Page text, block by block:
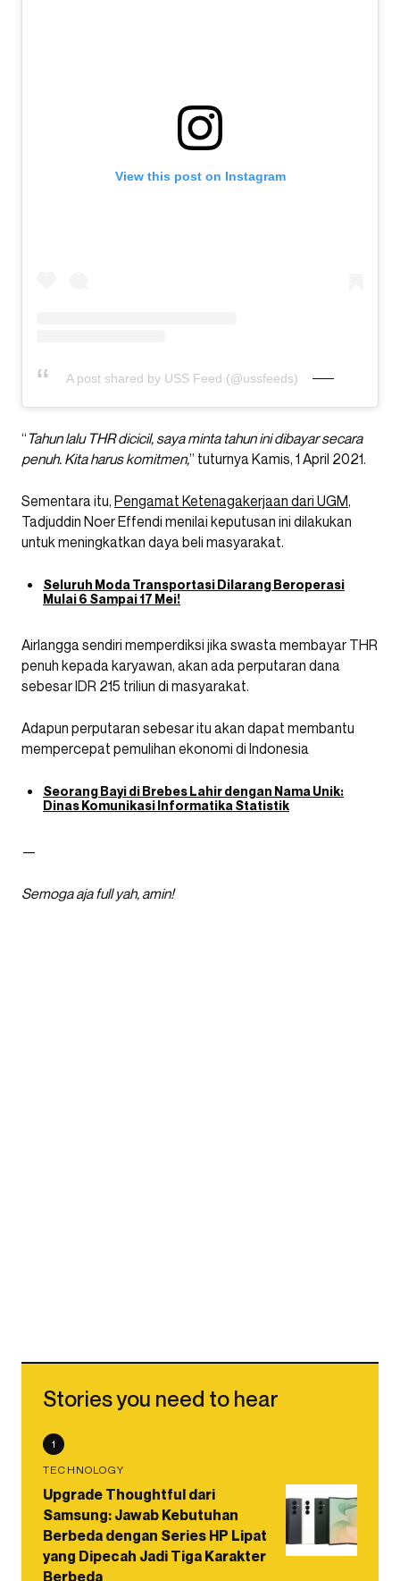
View this post on Instagram
A post shared by USS Feed (@ussfeeds)
“ Tahun lalu THR dicicil, saya minta tahun ini dibayar secara
penuh. Kita harus komitmen,” tuturnya Kamis, 1 April 2021.
Sementara itu, Pengamat Ketenagakerjaan dari UGM,
Tadjuddin Noer Effendi menilai keputusan ini dilakukan
untuk meningkatkan daya beli masyarakat.
Seluruh Moda Transportasi Dilarang Beroperasi
Mulai 6 Sampai 17 Mei!
Airlangga sendiri memperdiksi jika swasta membayar THR
penuh kepada karyawan, akan ada perputaran dana
sebesar IDR 215 triliun di masyarakat.
Adapun perputaran sebesar itu akan dapat membantu
mempercepat pemulihan ekonomi di Indonesia
Seorang Bayi di Brebes Lahir dengan Nama Unik:
Dinas Komunikasi Informatika Statistik
—
Semoga aja full yah, amin!
Stories you need to hear
1
TECHNOLOGY
Upgrade Thoughtful dari
Samsung: Jawab Kebutuhan
Berbeda dengan Series HP Lipat
yang Dipecah Jadi Tiga Karakter
Berbeda